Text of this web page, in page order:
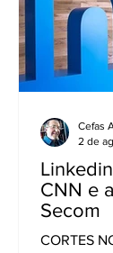
CNN e
Secom
CORTES
Cefas
2 de